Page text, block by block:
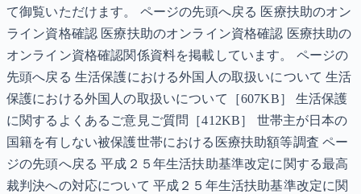
て御覧いただけます。 ページの先頭へ戻る 医療扶助のオン
ライン資格確認 医療扶助のオンライン資格確認 医療扶助の
オンライン資格確認関係資料を掲載しています。 ページの
先頭へ戻る 生活保護における外国人の取扱いについて 生活
保護における外国人の取扱いについて［607KB］ 生活保護
に関するよくあるご意見ご質問［412KB］ 世帯主が日本の
国籍を有しない被保護世帯における医療扶助額等調査 ペー
ジの先頭へ戻る 平成２５年生活扶助基準改定に関する最高
裁判決への対応について 平成２５年生活扶助基準改定に関